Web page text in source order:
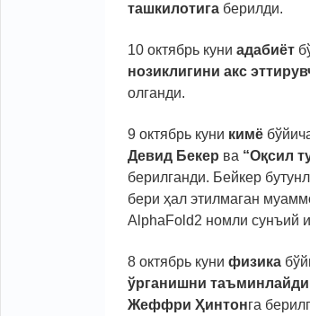
ташкилотига берилди.
10 октябрь куни адабиёт
нозиклигини акс
олганди.
9 октябрь куни кимё
Девид Бекер ва “Оқсил
берилганди. Бейкер
бери ҳал этилмаган
AlphaFold2 номли сунъий
8 октябрь куни физика
ўрганишни
Жеффри Ҳинтонга